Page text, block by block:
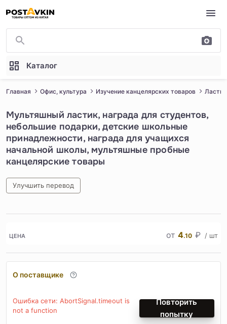
Перейти к основному содержимому
Каталог
Главная Офис, культура Изучение канцелярских товаров Ластик
Мультяшный ластик, награда для студентов,
небольшие подарки, детские школьные
принадлежности, награда для учащихся
начальной школы, мультяшные пробные
канцелярские товары
Улучшить перевод
ЦЕНА от 4.10 ₽ / шт
О поставщике
Ошибка сети: AbortSignal.timeout is
not a function
Повторить
попытку